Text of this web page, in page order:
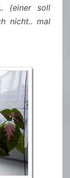
(einer soll
nicht.. mal